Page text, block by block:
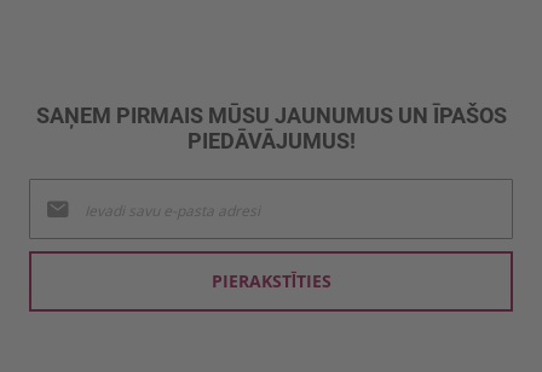
SAŅEM PIRMAIS MŪSU JAUNUMUS UN ĪPAŠOS
PIEDĀVĀJUMUS!
jaunumu
saņemšanai:
PIERAKSTĪTIES